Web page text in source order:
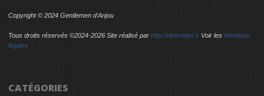
Copyright © 2024 Gentlemen d'Anjou
Tous droits réservés ©2024-2026 Site réalisé par http://dlebreton.fr Voir les Mentions
légales
CATÉGORIES